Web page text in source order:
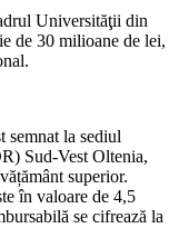
Universităţii din
de 30 milioane de lei,
semnat la sediul
Sud-Vest Oltenia,
superior.
în valoare de 4,5
se cifrează la